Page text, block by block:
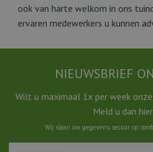
ook van harte welkom in ons
ervaren medewerkers u kunnen
NIEUWSBRIEF
Wilt u maximaal 1x per week
Meld u dan
Wij slaan uw gegevens secuur op